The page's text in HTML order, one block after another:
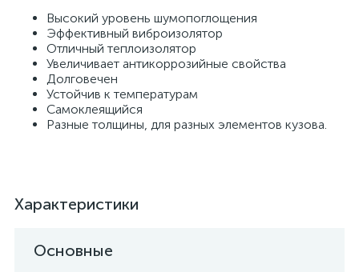
Высокий уровень шумопоглощения
Эффективный виброизолятор
Отличный теплоизолятор
Увеличивает антикоррозийные свойства
Долговечен
Устойчив к температурам
Самоклеящийся
Разные толщины, для разных элементов кузова.
Характеристики
Основные